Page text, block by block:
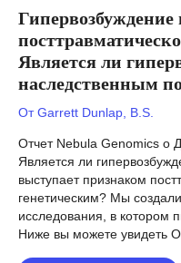
Гипервозбуждение
Является ли
наследственным
ОтGarrett Dunlap, B.S.
Отчет Nebula Genomics о
Является ли
выступает признаком
генетическим? Мы
исследования, в котором
Ниже вы можете